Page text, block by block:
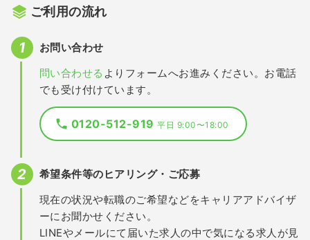
ご利用の流れ
お問い合わせ
問い合わせる よりフォームへお進みください。お電話
でも受け付けています。
0120-512-919平日 9:00〜18:00
希望条件等のヒアリング・ご応募
現在の状況や転職のご希望などをキャリアアドバイザ
ーにお聞かせください。
LINEやメールにて届いた求人の中で気になる求人が見